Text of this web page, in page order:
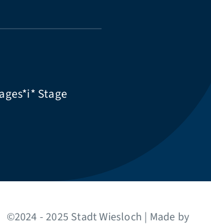
Stage
©2024 - 2025 Stadt Wiesloch | Made by